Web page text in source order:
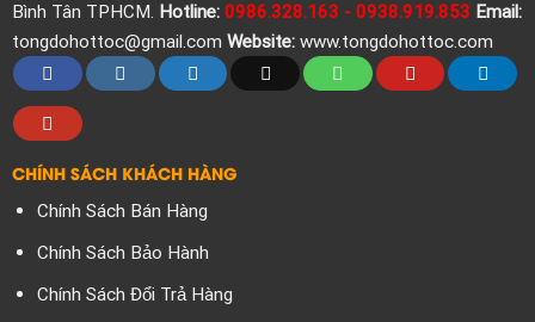
Bình Tân TPHCM. Hotline: 0986.328.163 - 0938.919.853 Email:
tongdohottoc@gmail.com Website:www.tongdohottoc.com
CHÍNH SÁCH KHÁCH HÀNG
Chính Sách Bán Hàng
Chính Sách Bảo Hành
Chính Sách Đổi Trả Hàng